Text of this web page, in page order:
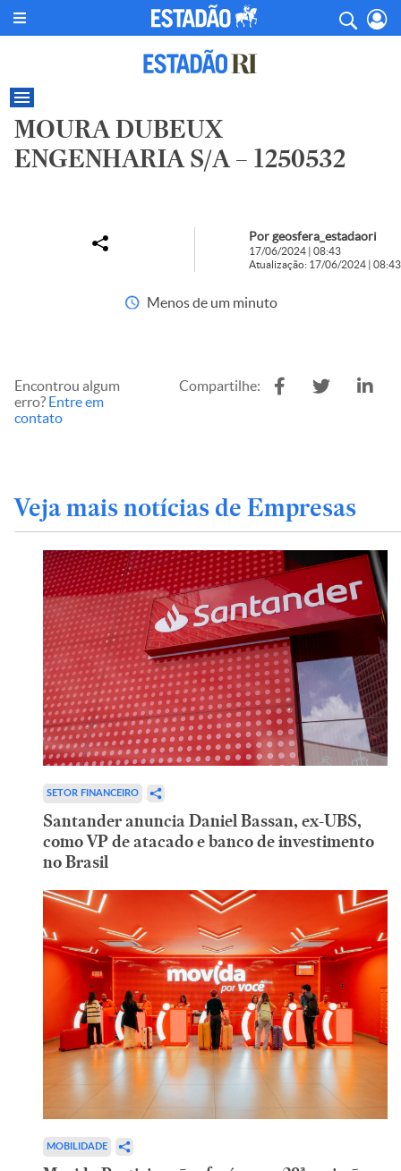
MOURA DUBEUX
ENGENHARIA S/A – 1250532
Por geosfera_estadaori
17/06/2024 | 08:43
Atualização: 17/06/2024 | 08:43
Menos de um minuto
Encontrou algum
erro? Entre em
contato
Compartilhe:
Veja mais notícias de Empresas
SETOR FINANCEIRO
Santander anuncia Daniel Bassan, ex-UBS,
como VP de atacado e banco de investimento
no Brasil
MOBILIDADE